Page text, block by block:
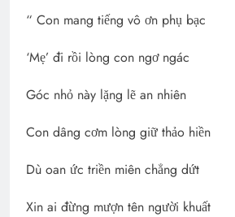
“ Con mang tiếng vô ơn phụ bạc
‘Mẹ’ đi rồi lòng con ngơ ngác
Góc nhỏ này lặng lẽ an nhiên
Con dâng cơm lòng giữ thảo hiền
Dù oan ức triền miên chẳng dứt
Xin ai đừng mượn tên người khuất